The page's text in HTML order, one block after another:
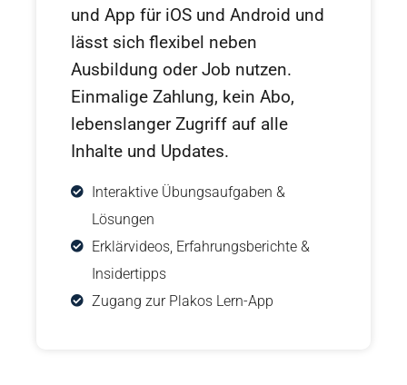
und App für iOS und Android und
lässt sich flexibel neben
Ausbildung oder Job nutzen.
Einmalige Zahlung, kein Abo,
lebenslanger Zugriff auf alle
Inhalte und Updates.
Interaktive Übungsaufgaben &
Lösungen
Erklärvideos, Erfahrungsberichte &
Insidertipps
Zugang zur Plakos Lern-App